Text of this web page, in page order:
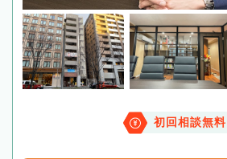
初回相談無料